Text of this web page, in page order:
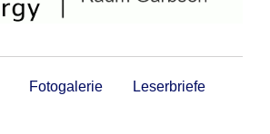
Fotogalerie Leserbriefe